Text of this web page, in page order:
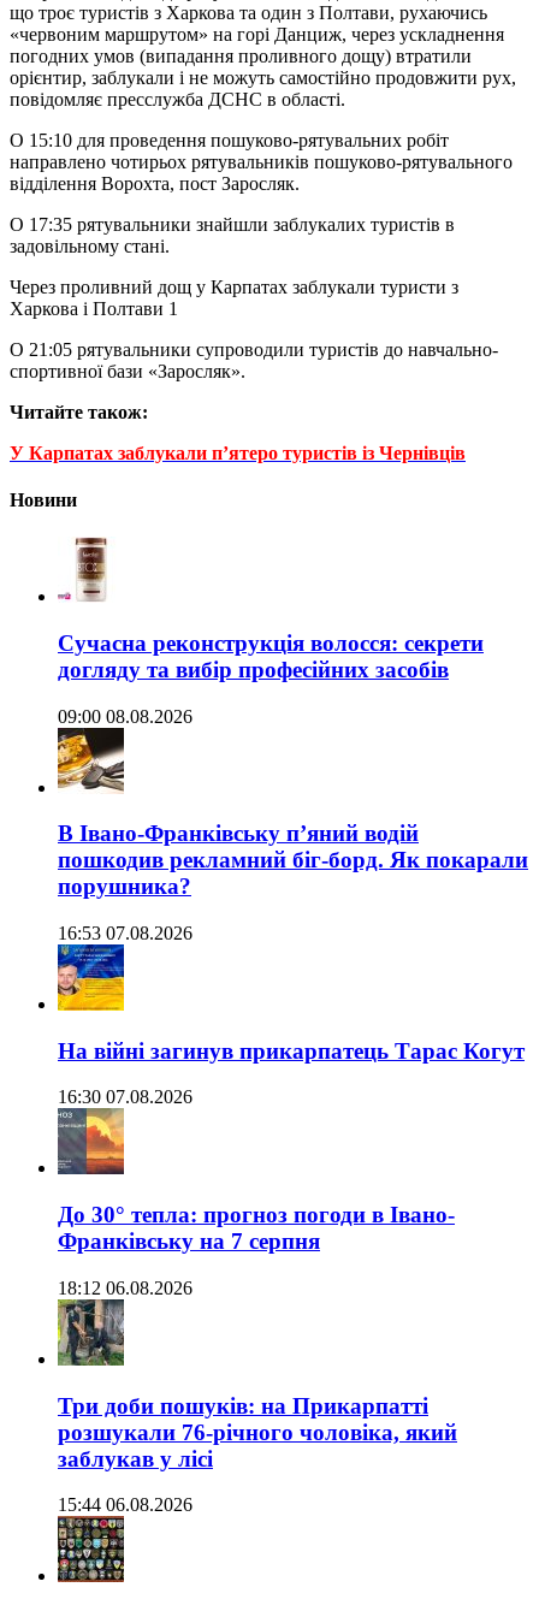
що троє туристів з Харкова та один з Полтави, рухаючись
«червоним маршрутом» на горі Данциж, через ускладнення
погодних умов (випадання проливного дощу) втратили
орієнтир, заблукали і не можуть самостійно продовжити рух,
повідомляє пресслужба ДСНС в області.
О 15:10 для проведення пошуково-рятувальних робіт
направлено чотирьох рятувальників пошуково-рятувального
відділення Ворохта, пост Заросляк.
О 17:35 рятувальники знайшли заблукалих туристів в
задовільному стані.
Через проливний дощ у Карпатах заблукали туристи з
Харкова і Полтави 1
О 21:05 рятувальники супроводили туристів до навчально-
спортивної бази «Заросляк».
Читайте також:
У Карпатах заблукали п’ятеро туристів із Чернівців
Новини
Сучасна реконструкція волосся: секрети
догляду та вибір професійних засобів
09:00 08.08.2026
В Івано-Франківську п’яний водій
пошкодив рекламний біг-борд. Як покарали
порушника?
16:53 07.08.2026
На війні загинув прикарпатець Тарас Когут
16:30 07.08.2026
До 30° тепла: прогноз погоди в Івано-
Франківську на 7 серпня
18:12 06.08.2026
Три доби пошуків: на Прикарпатті
розшукали 76-річного чоловіка, який
заблукав у лісі
15:44 06.08.2026